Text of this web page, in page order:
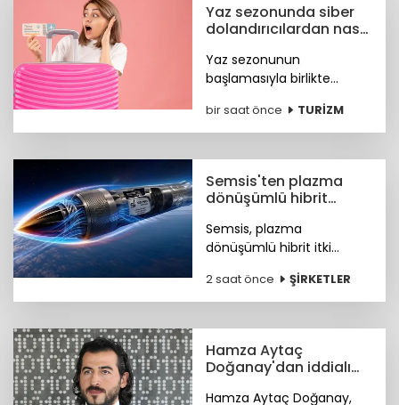
Yaz sezonunda siber
dolandırıcılardan nasıl
Yaz sezonunun
başlamasıyla birlikte
hareketlilik, siber suçlular
için finansal kazanç odaklı
nasıl korunacağız?
bir saat önce TURİZM
Semsis'ten plazma
dönüşümlü hibrit
Semsis, plazma
dönüşümlü hibrit itki
teknik ayrıntıları duyurdu.
2 saat önce ŞİRKETLER
Hamza Aytaç
Doğanay'dan iddialı
Hamza Aytaç Doğanay,